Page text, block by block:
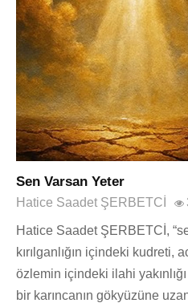
Sen Varsan Yeter
Hatice Saadet ŞERBETCİ
Hatice Saadet ŞERBETCİ,
kırılganlığın içindeki kudreti,
özlemin içindeki ilahi
bir karıncanın gökyüzüne